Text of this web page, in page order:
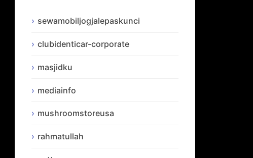
sewamobiljogjalepaskunci
clubidenticar-corporate
masjidku
mediainfo
mushroomstoreusa
rahmatullah